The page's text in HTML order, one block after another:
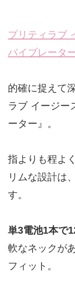
プリティラブ
バイブレータ
的確に捉えて
ラブ イージー
ーター』。
指よりも程よ
リムな設計は
す。
単3電池1本で
軟なネックが
フィット。